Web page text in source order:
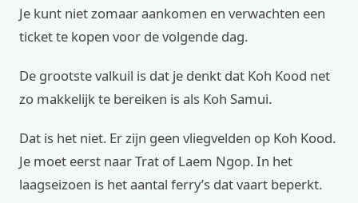
Je kunt niet zomaar aankomen en verwachten een
ticket te kopen voor de volgende dag.
De grootste valkuil is dat je denkt dat Koh Kood net
zo makkelijk te bereiken is als Koh Samui.
Dat is het niet. Er zijn geen vliegvelden op Koh Kood.
Je moet eerst naar Trat of Laem Ngop. In het
laagseizoen is het aantal ferry’s dat vaart beperkt.